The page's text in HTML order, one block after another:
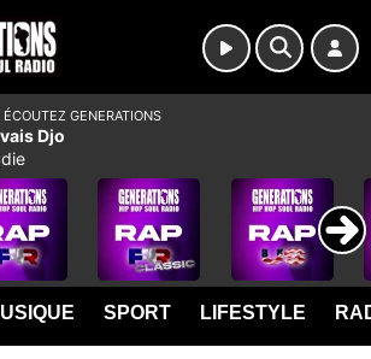
SPORT LIFESTYLE
ÉCOUTEZ GENERATIONS
Djo